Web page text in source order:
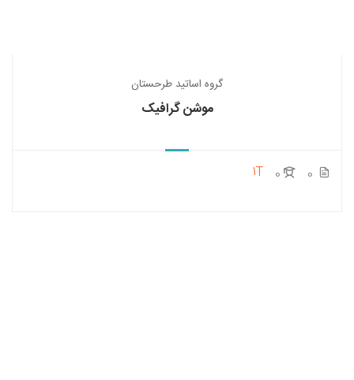
گروه اساتید طرحستان
موشن گرافیک
0
0
1T